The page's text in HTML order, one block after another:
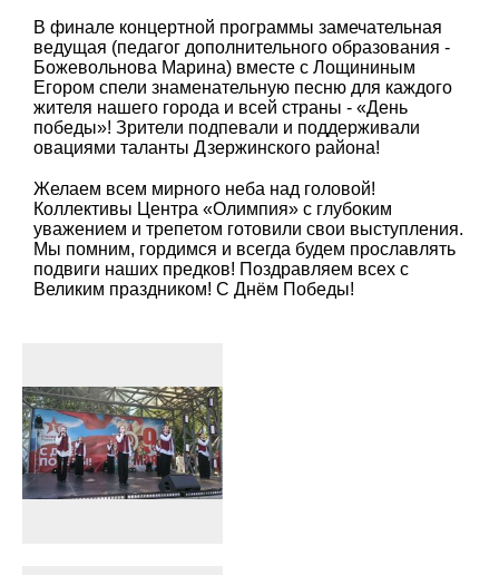
В финале концертной программы замечательная
ведущая (педагог дополнительного образования -
Божевольнова Марина) вместе с Лощининым
Егором спели знаменательную песню для каждого
жителя нашего города и всей страны - «День
победы»! Зрители подпевали и поддерживали
овациями таланты Дзержинского района!
Желаем всем мирного неба над головой!
Коллективы Центра «Олимпия» с глубоким
уважением и трепетом готовили свои выступления.
Мы помним, гордимся и всегда будем прославлять
подвиги наших предков! Поздравляем всех с
Великим праздником! С Днём Победы!